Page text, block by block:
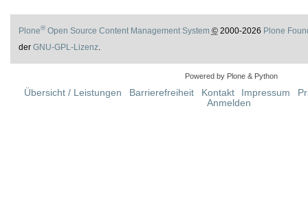
Plone®Open Source Content Management System ©2000-2026 Plone
der GNU-GPL-Lizenz.
Powered by Plone & Python
Übersicht / Leistungen Barrierefreiheit Kontakt Impressum
Anmelden